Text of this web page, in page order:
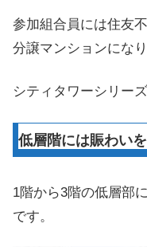
参加組合員には住友
分譲マンションにな
シティタワーシリー
低層階には賑わい
1階から3階の低層部
です。